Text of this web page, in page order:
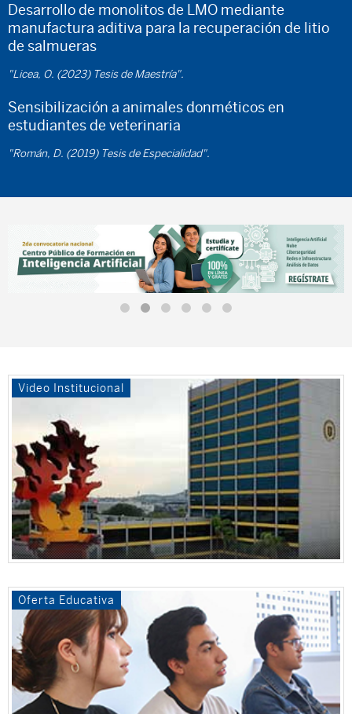
Desarrollo de monolitos de LMO mediante
manufactura aditiva para la recuperación de litio
de salmueras
"Licea, O. (2023) Tesis de Maestría".
Sensibilización a animales donméticos en
estudiantes de veterinaria
"Román, D. (2019) Tesis de Especialidad".
Video Institucional
Oferta Educativa